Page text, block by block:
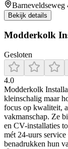
Bekijk details
Modderkolk
Gesloten
4.0
Modderkolk
kleinschalig maar
focus op kwaliteit,
vakmanschap. Ze
en CV-installaties
mét 24-uurs
benadrukken hun